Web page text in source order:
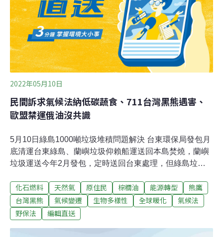
2022年05月10日
民間訴求氣候法納低碳蔬食、711台灣黑熊遇害、
歐盟禁運俄油沒共識
5月10日綠島1000噸垃圾堆積問題解決 台東環保局發包月
底清運台東綠島、蘭嶼垃圾仰賴船運送回本島焚燒，蘭嶼
垃圾運送今年2月發包，定時送回台東處理，但綠島垃圾
息，本月3日成功發包，預估月底開始清運，今年可載回
700公噸垃圾焚燒。（聯合報報導）逾20團體推《氣候變
遷因應法》 籲納低碳蔬食台灣動物社會研究會等逾20個公
民團體今天聯袂說，立法院衛環委員會11、12日審查《氣
化石燃料 天然氣 原住民 棕櫚油 能源轉型
熊鷹
台灣黑熊
氣候變遷 生物多樣性 全球暖化
氣候法
野保法
編輯直送